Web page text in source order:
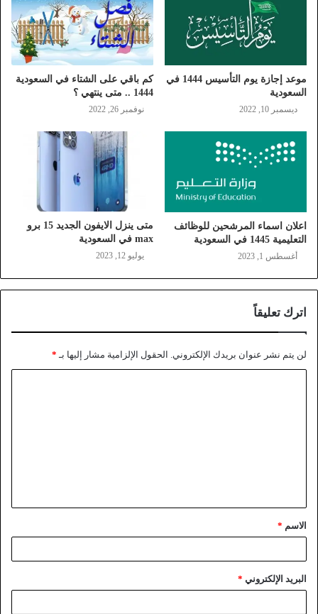
موعد إجازة يوم التأسيس 1444 في
السعودية
ديسمبر 10, 2022
كم باقي على الشتاء في السعودية
1444 .. متى ينتهي ؟
نوفمبر 26, 2022
اعلان اسماء المرشحين للوظائف
التعليمية 1445 في السعودية
أغسطس 1, 2023
متى ينزل الايفون الجديد 15 برو
max في السعودية
يوليو 12, 2023
اترك تعليقاً
لن يتم نشر عنوان بريدك الإلكتروني. الحقول الإلزامية مشار إليها بـ *
الاسم *
البريد الإلكتروني *